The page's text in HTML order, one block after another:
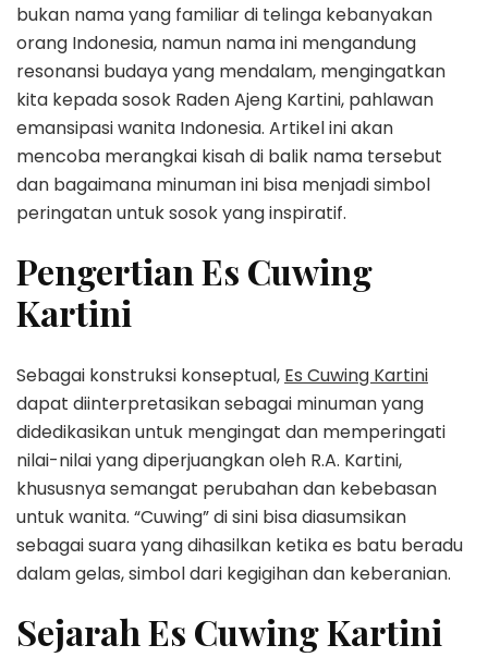
bukan nama yang familiar di telinga kebanyakan
orang Indonesia, namun nama ini mengandung
resonansi budaya yang mendalam, mengingatkan
kita kepada sosok Raden Ajeng Kartini, pahlawan
emansipasi wanita Indonesia. Artikel ini akan
mencoba merangkai kisah di balik nama tersebut
dan bagaimana minuman ini bisa menjadi simbol
peringatan untuk sosok yang inspiratif.
Pengertian Es Cuwing
Kartini
Sebagai konstruksi konseptual, Es Cuwing Kartini
dapat diinterpretasikan sebagai minuman yang
didedikasikan untuk mengingat dan memperingati
nilai-nilai yang diperjuangkan oleh R.A. Kartini,
khususnya semangat perubahan dan kebebasan
untuk wanita. “Cuwing” di sini bisa diasumsikan
sebagai suara yang dihasilkan ketika es batu beradu
dalam gelas, simbol dari kegigihan dan keberanian.
Sejarah Es Cuwing Kartini